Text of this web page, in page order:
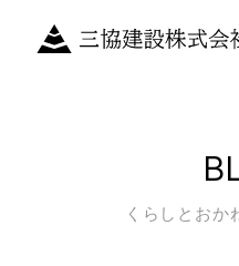
くらしとおか